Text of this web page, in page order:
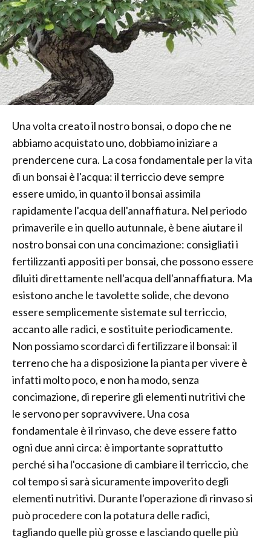
Una volta creato il nostro bonsai, o dopo che ne
abbiamo acquistato uno, dobbiamo iniziare a
prendercene cura. La cosa fondamentale per la vita
di un bonsai è l'acqua: il terriccio deve sempre
essere umido, in quanto il bonsai assimila
rapidamente l'acqua dell'annaffiatura. Nel periodo
primaverile e in quello autunnale, è bene aiutare il
nostro bonsai con una concimazione: consigliati i
fertilizzanti appositi per bonsai, che possono essere
diluiti direttamente nell'acqua dell'annaffiatura. Ma
esistono anche le tavolette solide, che devono
essere semplicemente sistemate sul terriccio,
accanto alle radici, e sostituite periodicamente.
Non possiamo scordarci di fertilizzare il bonsai: il
terreno che ha a disposizione la pianta per vivere è
infatti molto poco, e non ha modo, senza
concimazione, di reperire gli elementi nutritivi che
le servono per sopravvivere. Una cosa
fondamentale è il rinvaso, che deve essere fatto
ogni due anni circa: è importante soprattutto
perché si ha l'occasione di cambiare il terriccio, che
col tempo si sarà sicuramente impoverito degli
elementi nutritivi. Durante l'operazione di rinvaso si
può procedere con la potatura delle radici,
tagliando quelle più grosse e lasciando quelle più